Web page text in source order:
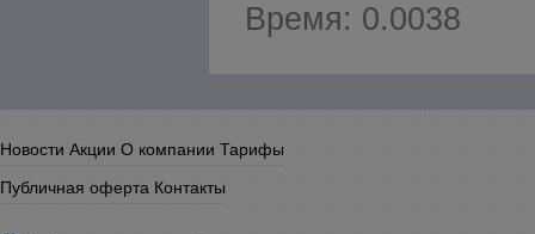
Время: 0.0038
Новости Акции О компании Тарифы
Публичная оферта Контакты